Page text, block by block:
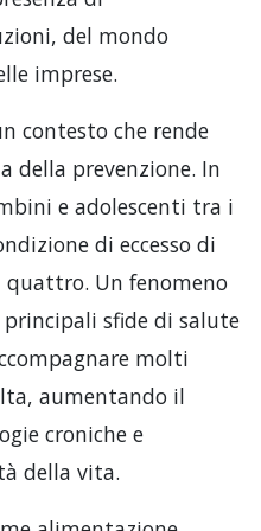
del mondo
imprese.
contesto che rende
della prevenzione. In
e adolescenti tra i
di eccesso di
quattro. Un fenomeno
sfide di salute
molti
aumentando il
croniche e
della vita.